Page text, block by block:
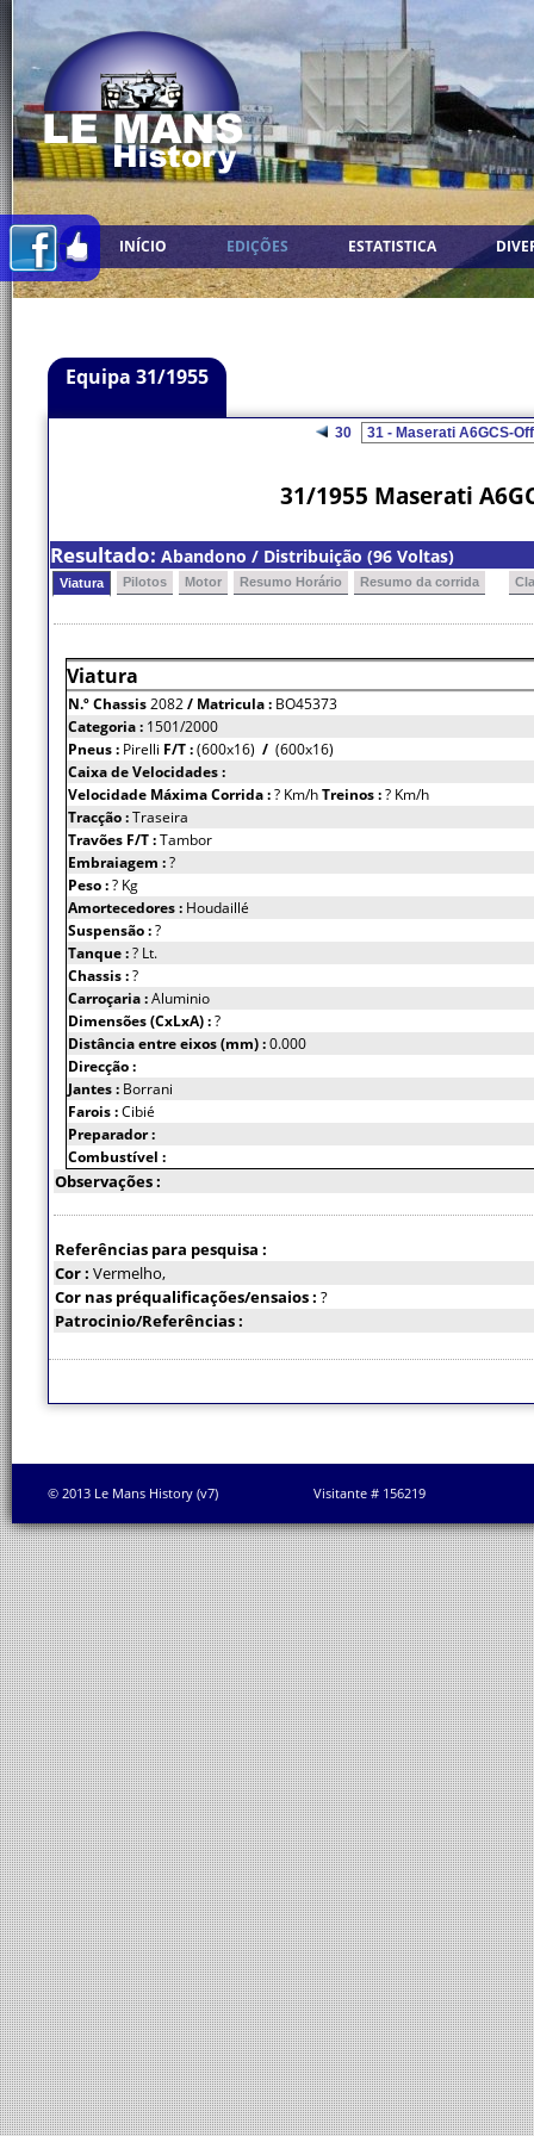
INÍCIO EDIÇÕES ESTATISTICA
Equipa 31/1955
30
31/1955 Maserati
Resultado: Abandono / Distribuição (96 Voltas)
Viatura Pilotos Motor Resumo Horário Resumo da corrida
Viatura
N.º Chassis2082/ Matricula : BO45373
Categoria : 1501/2000
Pneus : Pirelli F/T :(600x16) / (600x16)
Caixa de Velocidades :
Velocidade Máxima Corrida :? Km/hTreinos :? Km/h
Tracção :Traseira
Travões F/T :Tambor
Embraiagem :?
Peso :? Kg
Amortecedores : Houdaillé
Suspensão :?
Tanque :? Lt.
Chassis :?
Carroçaria :Aluminio
Dimensões (CxLxA) :?
Distância entre eixos (mm) :0.000
Direcção :
Jantes : Borrani
Farois :Cibié
Preparador :
Combustível :
Observações :
Referências para pesquisa :
Cor : Vermelho,
Cor nas préqualificações/ensaios : ?
Patrocinio/Referências :
© 2013 Le Mans History (v7) Visitante # 156219